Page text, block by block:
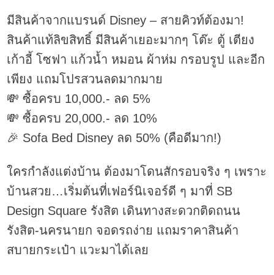
มีสินค้าจากแบรนด์ Disney – สายคิวท์ต้องมา!
สินค้าแท้ลิขสิทธิ์ มีสินค้าเยอะมากๆ โต๊ะ ตู้ เตียง
เก้าอี้ โซฟา แก้วน้ำ หมอน ผ้าห่ม กรอบรูป และอีก
เพียง แถมโปรสวนลดมากมาย
💸 ซื้อครบ 10,000.- ลด 5%
💸 ซื้อครบ 20,000.- ลด 10%
🎉 Sofa Bed Disney ลด 50% (คือดีมาก!)
ใครกำลังแต่งบ้าน ต้องมาโดนสักรอบจริง ๆ เพราะ
บ้านสวย…เริ่มต้นที่เฟอร์นิเจอร์ดี ๆ มาที่ SB
Design Square รังสิต เดินทางสะดวกติดถนน
รังสิต-นครนายก จอดรถง่าย แถมราคาสินค้า
สบายกระเป๋า แวะมาได้เลย